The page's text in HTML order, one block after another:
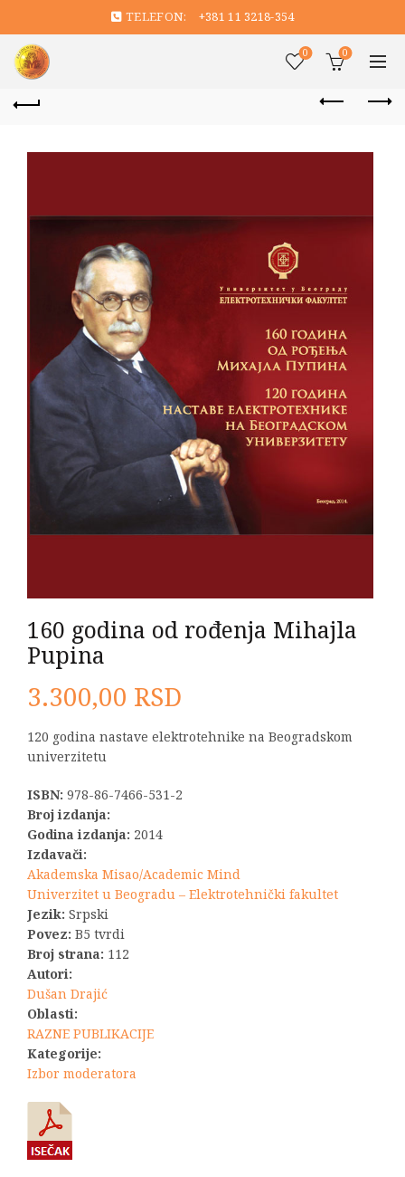
TELEFON: +381 11 3218-354
0 0
160 godina od rođenja Mihajla
Pupina
3.300,00 RSD
120 godina nastave elektrotehnike na Beogradskom
univerzitetu
ISBN: 978-86-7466-531-2
Broj izdanja:
Godina izdanja: 2014
Izdavači:
Akademska Misao/Academic Mind
Univerzitet u Beogradu – Elektrotehnički fakultet
Jezik: Srpski
Povez: B5 tvrdi
Broj strana: 112
Autori:
Dušan Drajić
Oblasti:
RAZNE PUBLIKACIJE
Kategorije:
Izbor moderatora